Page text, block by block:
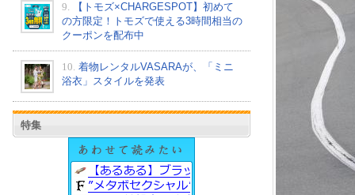
9.
【トモズ×CHARGESPOT】初めて
の方限定！トモズで使える3時間相当の
クーポンを配布中
10. 着物レンタルVASARAが、「ミニ
浴衣」スタイルを発表
特集